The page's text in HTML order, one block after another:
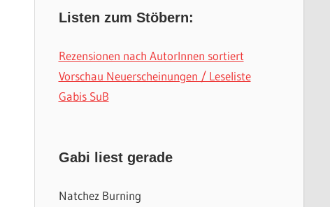
Listen zum Stöbern:
Rezensionen nach AutorInnen sortiert
Vorschau Neuerscheinungen / Leseliste
Gabis SuB
Gabi liest gerade
Natchez Burning